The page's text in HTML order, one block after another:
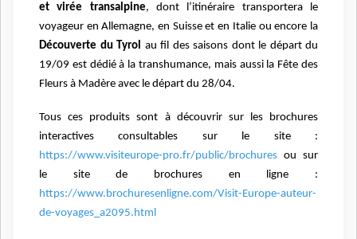
et virée transalpine, dont l’itinéraire transportera le
voyageur en Allemagne, en Suisse et en Italie ou encore la
Découverte du Tyrol au fil des saisons dont le départ du
19/09 est dédié à la transhumance, mais aussi la Fête des
Fleurs à Madère avec le départ du 28/04.
Tous ces produits sont à découvrir sur les brochures
interactives consultables sur le site :
https://www.visiteurope-pro.fr/public/brochures ou sur
le site de brochures en ligne :
https://www.brochuresenligne.com/Visit-Europe-auteur-
de-voyages_a2095.html